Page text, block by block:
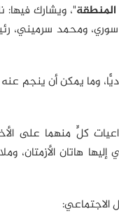
"، ويشارك فيها:
سوري، ومحمد سرميني،
وما يمكن أن ينجم
كلٍّ منهما على
هاتان الأزمتان،
الاجتماعي: